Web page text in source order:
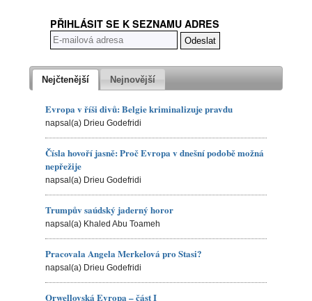
PŘIHLÁSIT SE K SEZNAMU ADRES
Nejčtenější Nejnovější
Evropa v říši divů: Belgie kriminalizuje pravdu
napsal(a) Drieu Godefridi
Čísla hovoří jasně: Proč Evropa v dnešní podobě možná
nepřežije
napsal(a) Drieu Godefridi
Trumpův saúdský jaderný horor
napsal(a) Khaled Abu Toameh
Pracovala Angela Merkelová pro Stasi?
napsal(a) Drieu Godefridi
Orwellovská Evropa – část I